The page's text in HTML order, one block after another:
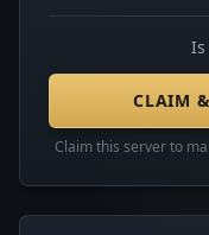
Is
CLAIM
Claim this server to